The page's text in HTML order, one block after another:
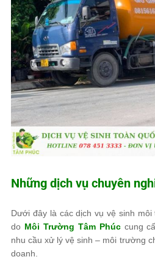
Những dịch vụ chuyên
Dưới đây là các dịch vụ vệ sinh
do Môi Trường Tâm Phúccung
nhu cầu xử lý vệ sinh – môi trường
doanh.